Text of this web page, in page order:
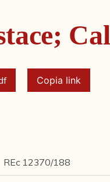
Copia link
REc 12370/188